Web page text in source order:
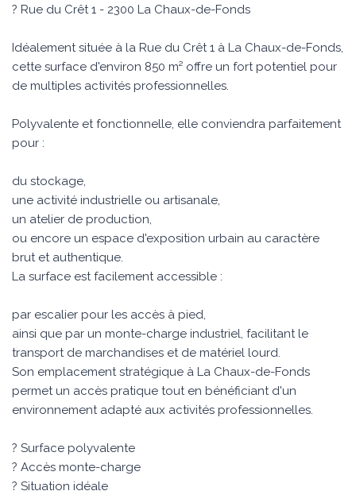
? Rue du Crêt 1 - 2300 La Chaux-de-Fonds
Idéalement située à la Rue du Crêt 1 à La Chaux-de-Fonds,
cette surface d'environ 850 m² offre un fort potentiel pour
de multiples activités professionnelles.
Polyvalente et fonctionnelle, elle conviendra parfaitement
pour :
du stockage,
une activité industrielle ou artisanale,
un atelier de production,
ou encore un espace d'exposition urbain au caractère
brut et authentique.
La surface est facilement accessible :
par escalier pour les accès à pied,
ainsi que par un monte-charge industriel, facilitant le
transport de marchandises et de matériel lourd.
Son emplacement stratégique à La Chaux-de-Fonds
permet un accès pratique tout en bénéficiant d'un
environnement adapté aux activités professionnelles.
? Surface polyvalente
? Accès monte-charge
? Situation idéale